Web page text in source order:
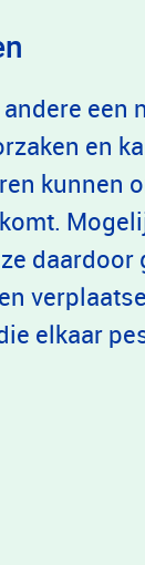
en
kunnen
elkaar